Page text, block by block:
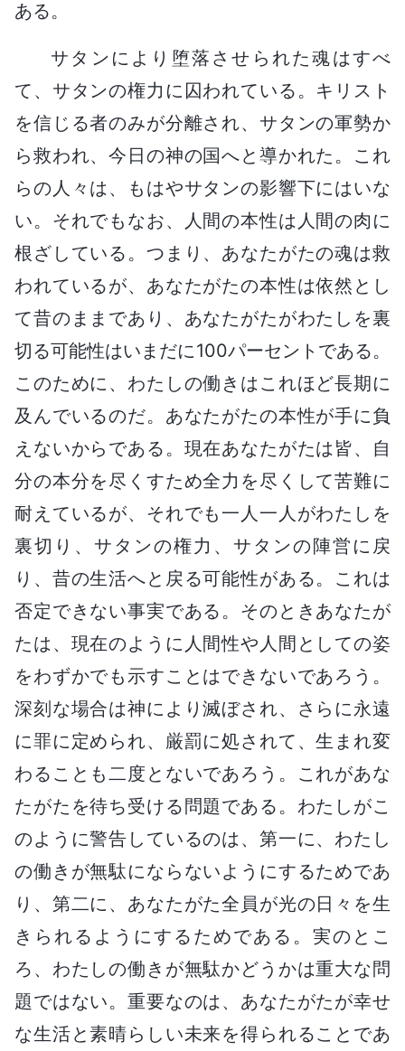
ある。
サタンにより堕落させられた魂はすべ
て、サタンの権力に囚われている。キリスト
を信じる者のみが分離され、サタンの軍勢か
ら救われ、今日の神の国へと導かれた。これ
らの人々は、もはやサタンの影響下にはいな
い。それでもなお、人間の本性は人間の肉に
根ざしている。つまり、あなたがたの魂は救
われているが、あなたがたの本性は依然とし
て昔のままであり、あなたがたがわたしを裏
切る可能性はいまだに100パーセントである。
このために、わたしの働きはこれほど長期に
及んでいるのだ。あなたがたの本性が手に負
えないからである。現在あなたがたは皆、自
分の本分を尽くすため全力を尽くして苦難に
耐えているが、それでも一人一人がわたしを
裏切り、サタンの権力、サタンの陣営に戻
り、昔の生活へと戻る可能性がある。これは
否定できない事実である。そのときあなたが
たは、現在のように人間性や人間としての姿
をわずかでも示すことはできないであろう。
深刻な場合は神により滅ぼされ、さらに永遠
に罪に定められ、厳罰に処されて、生まれ変
わることも二度とないであろう。これがあな
たがたを待ち受ける問題である。わたしがこ
のように警告しているのは、第一に、わたし
の働きが無駄にならないようにするためであ
り、第二に、あなたがた全員が光の日々を生
きられるようにするためである。実のとこ
ろ、わたしの働きが無駄かどうかは重大な問
題ではない。重要なのは、あなたがたが幸せ
な生活と素晴らしい未来を得られることであ